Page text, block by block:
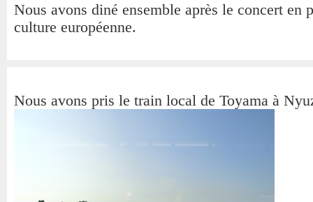
Nous avons diné ensemble après le concert en
culture européenne.
Nous avons pris le train local de Toyama à